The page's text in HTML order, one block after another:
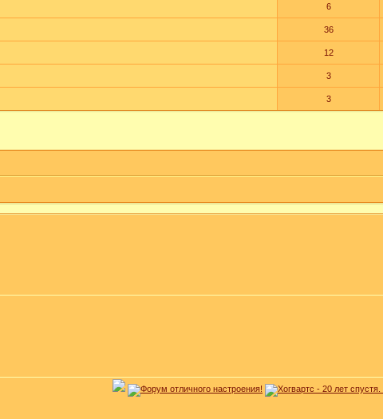
6
36
12
3
3